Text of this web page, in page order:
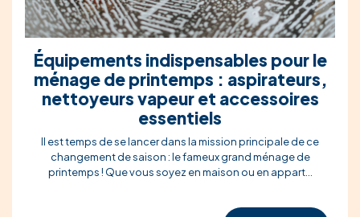
Équipements indispensables pour le
ménage de printemps : aspirateurs,
nettoyeurs vapeur et accessoires
essentiels
Il est temps de se lancer dans la mission principale de ce
changement de saison : le fameux grand ménage de
printemps ! Que vous soyez en maison ou en appart...